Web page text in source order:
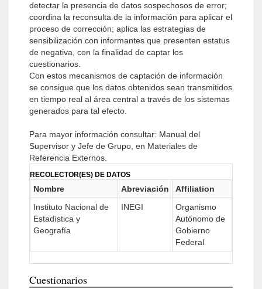
detectar la presencia de datos sospechosos de error;
coordina la reconsulta de la información para aplicar el
proceso de corrección; aplica las estrategias de
sensibilización con informantes que presenten estatus
de negativa, con la finalidad de captar los
cuestionarios.
Con estos mecanismos de captación de información
se consigue que los datos obtenidos sean transmitidos
en tiempo real al área central a través de los sistemas
generados para tal efecto.
Para mayor información consultar: Manual del
Supervisor y Jefe de Grupo, en Materiales de
Referencia Externos.
RECOLECTOR(ES) DE DATOS
Nombre Abreviación
Affiliation
Instituto Nacional de
Estadística y
Geografía
INEGI
Organismo
Autónomo de
Gobierno
Federal
Cuestionarios